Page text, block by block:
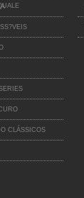
CLÁSSICOS